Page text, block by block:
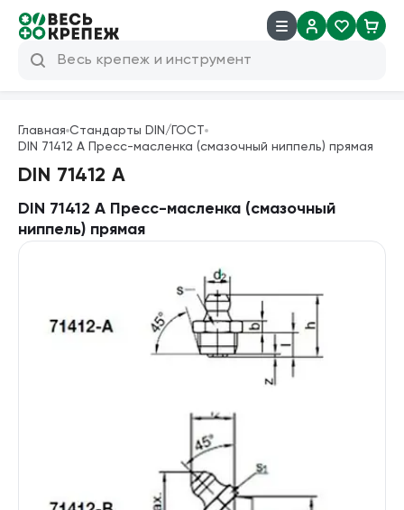
Инструмент
Техническая химия
Продукция брендов
Главная Стандарты DIN/ГОСТ
DIN 71412 A Пресс-масленка (смазочный ниппель) прямая
DIN 71412 A
DIN 71412 A Пресс-масленка (смазочный
ниппель) прямая